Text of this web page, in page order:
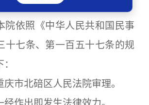
依照《中华人民共和国民事
十七条、第一百五十七条的规
北碚区人民法院审理。